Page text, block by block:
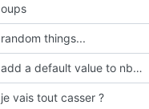
oups
random things...
add a default value to nbreloops
je vais tout casser ?